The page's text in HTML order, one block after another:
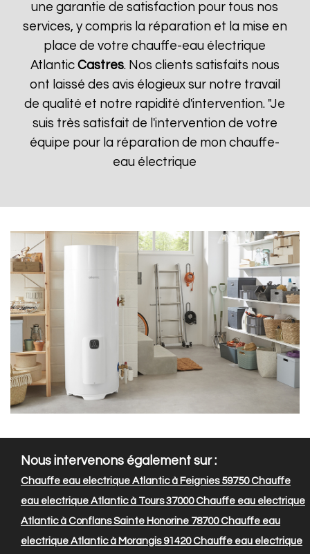
une garantie de satisfaction pour tous nos
services, y compris la réparation et la mise en
place de votre chauffe-eau électrique
Atlantic Castres. Nos clients satisfaits nous
ont laissé des avis élogieux sur notre travail
de qualité et notre rapidité d'intervention. "Je
suis très satisfait de l'intervention de votre
équipe pour la réparation de mon chauffe-
eau électrique
Nous intervenons également sur :
Chauffe eau electrique Atlantic à Feignies 59750Chauffe
eau electrique Atlantic à Tours 37000Chauffe eau electrique
Atlantic à Conflans Sainte Honorine 78700Chauffe eau
electrique Atlantic à Morangis 91420Chauffe eau electrique